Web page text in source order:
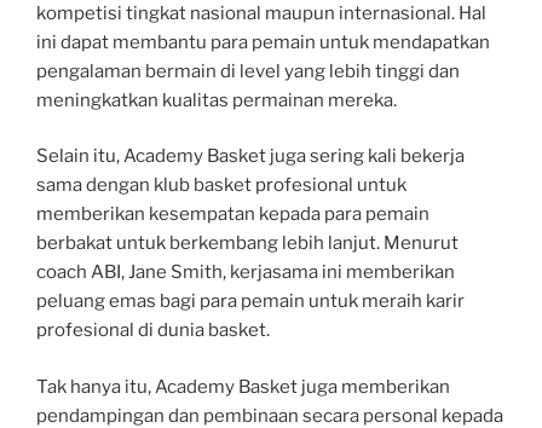
kompetisi tingkat nasional maupun internasional. Hal
ini dapat membantu para pemain untuk mendapatkan
pengalaman bermain di level yang lebih tinggi dan
meningkatkan kualitas permainan mereka.
Selain itu, Academy Basket juga sering kali bekerja
sama dengan klub basket profesional untuk
memberikan kesempatan kepada para pemain
berbakat untuk berkembang lebih lanjut. Menurut
coach ABI, Jane Smith, kerjasama ini memberikan
peluang emas bagi para pemain untuk meraih karir
profesional di dunia basket.
Tak hanya itu, Academy Basket juga memberikan
pendampingan dan pembinaan secara personal kepada